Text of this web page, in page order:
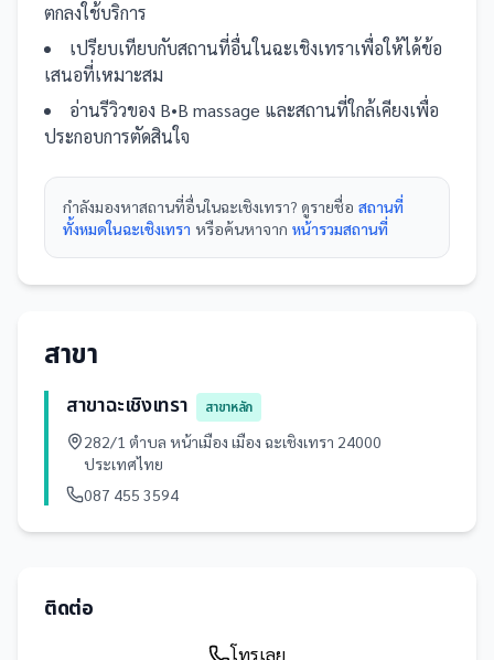
ตกลงใช้บริการ
เปรียบเทียบกับสถานที่อื่นในฉะเชิงเทราเพื่อให้ได้ข้อ
เสนอที่เหมาะสม
อ่านรีวิวของ B•B massage และสถานที่ใกล้เคียงเพื่อ
ประกอบการตัดสินใจ
กำลังมองหาสถานที่อื่นในฉะเชิงเทรา? ดูรายชื่อ สถานที่
ทั้งหมดในฉะเชิงเทรา หรือค้นหาจาก หน้ารวมสถานที่
สาขา
สาขาฉะเชิงเทรา
สาขาหลัก
282/1 ตำบล หน้าเมือง เมือง ฉะเชิงเทรา 24000
ประเทศไทย
087 455 3594
ติดต่อ
โทรเลย